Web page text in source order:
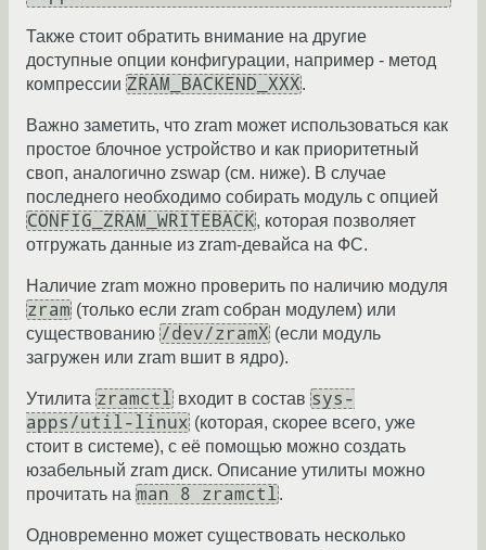
Также стоит обратить внимание на другие
доступные опции конфигурации, например - метод
компрессии ZRAM_BACKEND_XXX.
Важно заметить, что zram может использоваться как
простое блочное устройство и как приоритетный
своп, аналогично zswap (см. ниже). В случае
последнего необходимо собирать модуль с опцией
CONFIG_ZRAM_WRITEBACK, которая позволяет
отгружать данные из zram-девайса на ФС.
Наличие zram можно проверить по наличию модуля
zram (только если zram собран модулем) или
существованию /dev/zramX (если модуль
загружен или zram вшит в ядро).
Утилита zramctl входит в состав sys-
apps/util-linux (которая, скорее всего, уже
стоит в системе), с её помощью можно создать
юзабельный zram диск. Описание утилиты можно
прочитать на man 8 zramctl .
Одновременно может существовать несколько